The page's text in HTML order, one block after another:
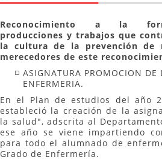
Reconocimiento a la
producciones y trabajos que
la cultura de la prevención de
merecedores de este
ASIGNATURA PROMOCION DE
ENFERMERIA.
En el Plan de estudios del año
estableció la creación de la
la salud", adscrita al
ese año se viene impartiendo
para todo el alumnado de
Grado de Enfermería.